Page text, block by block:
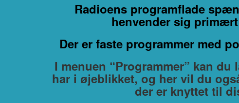
Radioens programflade
henvender sig
Der er faste programmer med
I menuen “Programmer” kan
har i øjeblikket, og her vil du
der er knyttet til